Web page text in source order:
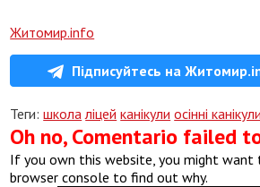
Житомир.info
Підписуйтесь на
Теги:школа ліцей канікули осінні канікули
Oh no, Comentario failed
If you own this website, you might
browser console to find out why.